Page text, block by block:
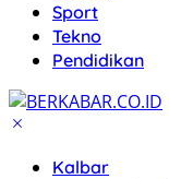
Sport
Tekno
Pendidikan
Kalbar